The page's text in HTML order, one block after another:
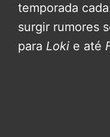
temporada
surgir rumores
para Loki e até